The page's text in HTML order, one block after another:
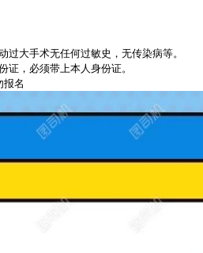
过大手术无任何过敏史，无传染病等。
证，必须带上本人身份证。
报名